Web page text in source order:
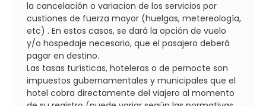
la cancelación o variacion de los servicios por
custiones de fuerza mayor (huelgas, metereología,
etc) . En estos casos, se dará la opción de vuelo
y/o hospedaje necesario, que el pasajero deberá
pagar en destino.
Las tasas turísticas, hoteleras o de pernocte son
impuestos gubernamentales y municipales que el
hotel cobra directamente del viajero al momento